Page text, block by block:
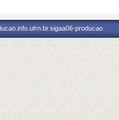
producao